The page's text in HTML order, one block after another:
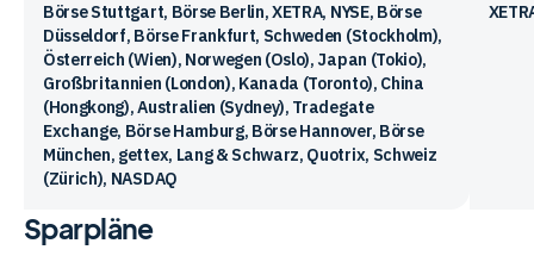
Börse Stuttgart, Börse Berlin, XETRA, NYSE, Börse
Düsseldorf, Börse Frankfurt, Schweden (Stockholm),
Österreich (Wien), Norwegen (Oslo), Japan (Tokio),
Großbritannien (London), Kanada (Toronto), China
(Hongkong), Australien (Sydney), Tradegate
Exchange, Börse Hamburg, Börse Hannover, Börse
München, gettex, Lang & Schwarz, Quotrix, Schweiz
(Zürich), NASDAQ
Vergleichstabelle
Sparpläne